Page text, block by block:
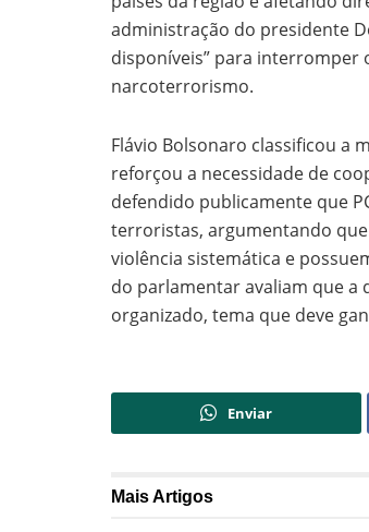
administração do presidente
disponíveis” para interromper
narcoterrorismo.
Flávio Bolsonaro classificou a
reforçou a necessidade de
defendido publicamente que
terroristas, argumentando
violência sistemática e
do parlamentar avaliam que
organizado, tema que deve
Enviar
MaisArtigos